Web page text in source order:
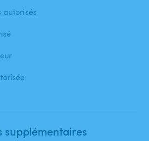
autorisés
supplémentaires